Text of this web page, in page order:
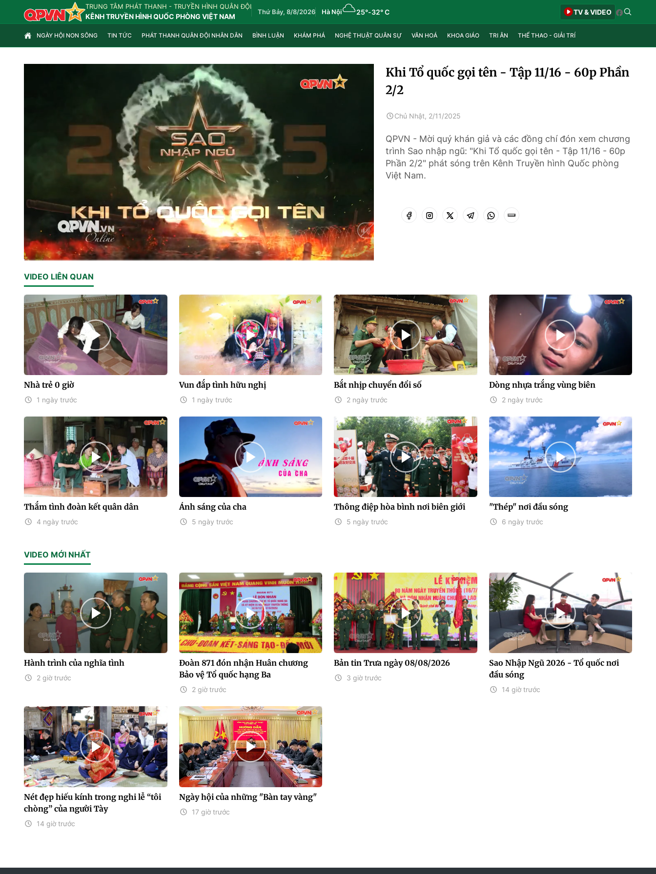
TRUNG TÂM PHÁT THANH - TRUYỀN HÌNH QUÂN ĐỘI
KÊNH TRUYỀN HÌNH QUỐC PHÒNG VIỆT NAM
Thứ Bảy, 8/8/2026 Hà Nội 25°-32° C TV & VIDEO
NGÀY HỘI NON SÔNG TIN TỨC PHÁT THANH QUÂN ĐỘI NHÂN DÂN BÌNH LUẬN KHÁM PHÁ NGHỆ THUẬT QUÂN SỰ VĂN HOÁ KHOA GIÁO TRI ÂN THỂ THAO - GIẢI TRÍ
Khi Tổ quốc gọi tên - Tập 11/16 - 60p Phần
2/2
Chủ Nhật, 2/11/2025
QPVN - Mời quý khán giả và các đồng chí đón xem chương
trình Sao nhập ngũ: "Khi Tổ quốc gọi tên - Tập 11/16 - 60p
Phần 2/2" phát sóng trên Kênh Truyền hình Quốc phòng
Việt Nam.
VIDEO LIÊN QUAN
Nhà trẻ 0 giờ
1 ngày trước
Vun đắp tình hữu nghị
1 ngày trước
Bắt nhịp chuyển đổi số
2 ngày trước
Dòng nhựa trắng vùng biên
2 ngày trước
Thắm tình đoàn kết quân dân
4 ngày trước
Ánh sáng của cha
5 ngày trước
Thông điệp hòa bình nơi biên giới
5 ngày trước
"Thép" nơi đầu sóng
6 ngày trước
VIDEO MỚI NHẤT
Hành trình của nghĩa tình
2 giờ trước
Đoàn 871 đón nhận Huân chương
Bảo vệ Tổ quốc hạng Ba
2 giờ trước
Bản tin Trưa ngày 08/08/2026
3 giờ trước
Sao Nhập Ngũ 2026 - Tổ quốc nơi
đầu sóng
14 giờ trước
Nét đẹp hiếu kính trong nghi lễ “tôi
chòng” của người Tày
14 giờ trước
Ngày hội của những "Bàn tay vàng"
17 giờ trước